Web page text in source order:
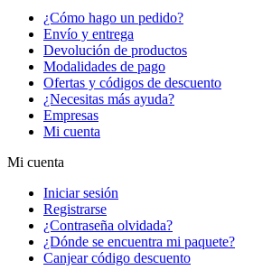
¿Cómo hago un pedido?
Envío y entrega
Devolución de productos
Modalidades de pago
Ofertas y códigos de descuento
¿Necesitas más ayuda?
Empresas
Mi cuenta
Mi cuenta
Iniciar sesión
Registrarse
¿Contraseña olvidada?
¿Dónde se encuentra mi paquete?
Canjear código descuento